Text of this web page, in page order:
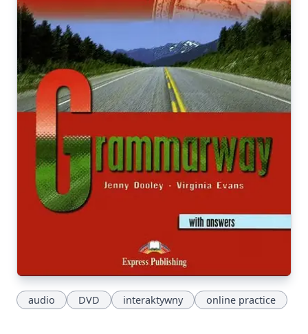
audio DVD interaktywny online practice